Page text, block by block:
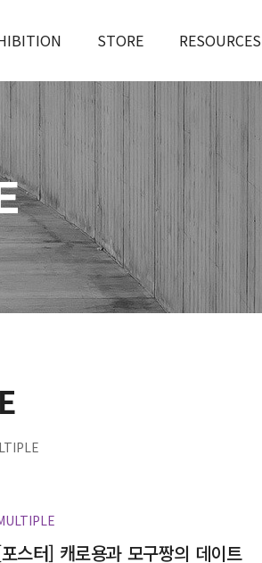
STORE RESOURCES
스터] 캐로용과 모구짱의 데이트